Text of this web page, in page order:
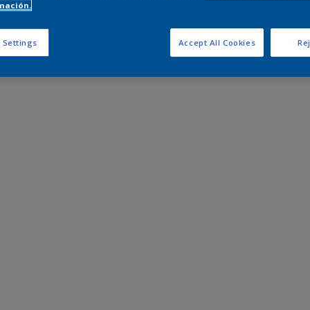
Settings Accept All Cookies